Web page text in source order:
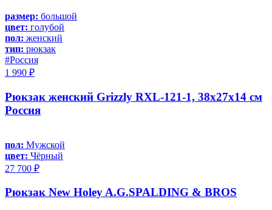
размер: большой
цвет: голубой
пол: женский
тип: рюкзак
#Россия
1 990 ₽
Рюкзак женский Grizzly RXL-121-1, 38х27х14 см
Россия
пол: Мужской
цвет: Чёрный
27 700 ₽
Рюкзак New Holey A.G.SPALDING & BROS